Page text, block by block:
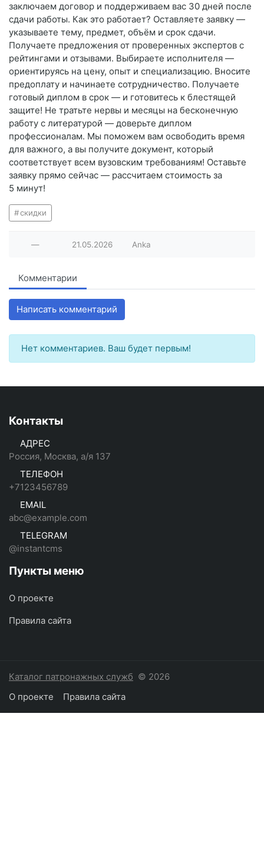
заключаем договор и поддерживаем вас 30 дней после
сдачи работы. Как это работает? Оставляете заявку —
указываете тему, предмет, объём и срок сдачи.
Получаете предложения от проверенных экспертов с
рейтингами и отзывами. Выбираете исполнителя —
ориентируясь на цену, опыт и специализацию. Вносите
предоплату и начинаете сотрудничество. Получаете
готовый диплом в срок — и готовитесь к блестящей
защите! Не тратьте нервы и месяцы на бесконечную
работу с литературой — доверьте диплом
профессионалам. Мы поможем вам освободить время
для важного, а вы получите документ, который
соответствует всем вузовским требованиям! Оставьте
заявку прямо сейчас — рассчитаем стоимость за
5 минут!
скидки
— 21.05.2026 Anka
Комментарии
Написать комментарий
Нет комментариев. Ваш будет первым!
Контакты
АДРЕС
Россия, Москва, а/я 137
ТЕЛЕФОН
+7123456789
EMAIL
abc@example.com
TELEGRAM
@instantcms
Пункты меню
О проекте
Правила сайта
Каталог патронажных служб © 2026
О проекте
Правила сайта